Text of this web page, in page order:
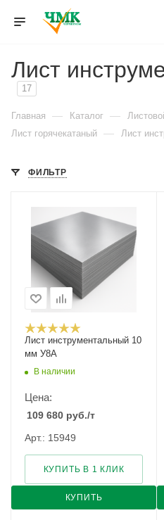
Лист
17
Главная — Каталог —
Лист горячекатаный — Лист
ФИЛЬТР
Лист инструментальный 10
мм У8А
В наличии
Цена:
109 680 руб./т
Арт.: 15949
КУПИТЬ
КУПИТЬ В 1 КЛИК